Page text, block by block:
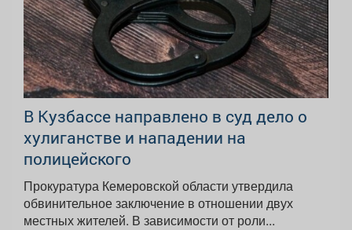
В Кузбассе направлено в суд дело о
хулиганстве и нападении на
полицейского
Прокуратура Кемеровской области утвердила
обвинительное заключение в отношении двух
местных жителей. В зависимости от роли...